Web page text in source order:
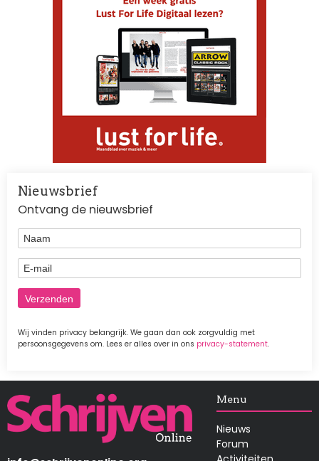
Nieuwsbrief
Ontvang de nieuwsbrief
Naam
E-mail
Wij vinden privacy belangrijk. We gaan dan ook zorgvuldig met
persoonsgegevens om. Lees er alles over in ons privacy-statement.
Afbeelding Menu
Nieuws
Forum